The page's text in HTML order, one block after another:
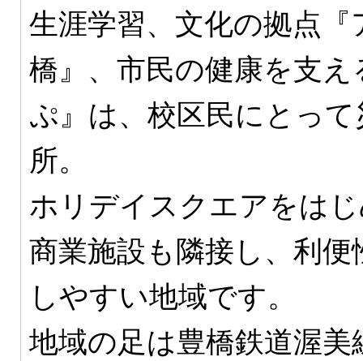
生涯学習、文化の拠点
橋』、市民の健康を支
ぷ』は、校区民にとっ
所。
ホリデイスクエアをは
商業施設も隣接し、利
しやすい地域です。
地域の足は豊橋鉄道渥